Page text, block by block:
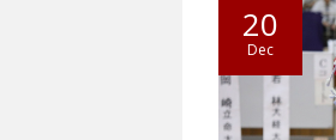
20
Dec